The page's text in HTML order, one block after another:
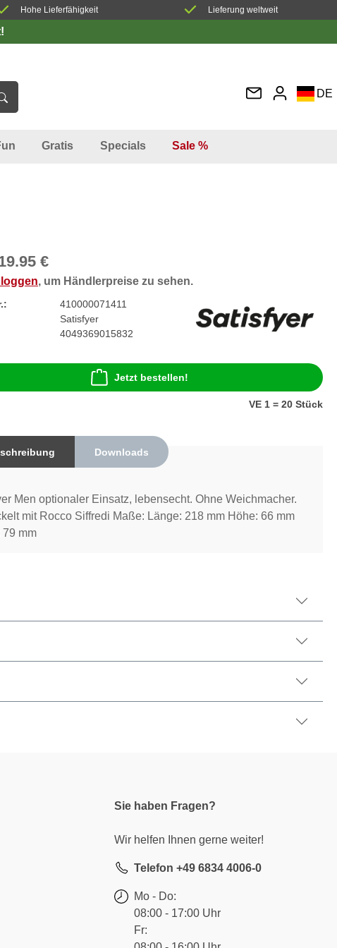
Hohe Lieferfähigkeit Lieferung weltweit
DE
Gratis Specials Sale %
€
, um Händlerpreise zu sehen.
410000071411
Satisfyer
4049369015832
Jetzt bestellen!
VE 1 = 20 Stück
Downloads
Men optionaler Einsatz, lebensecht. Ohne Weichmacher.
mit Rocco Siffredi Maße: Länge: 218 mm Höhe: 66 mm
79 mm
Sie haben Fragen?
Wir helfen Ihnen gerne weiter!
Telefon +49 6834 4006-0
Mo - Do:
08:00 - 17:00 Uhr
Fr: